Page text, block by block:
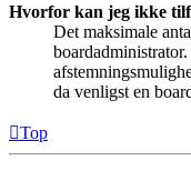
Hvorfor kan jeg ikke
Det maksimale
da venligst en
Top